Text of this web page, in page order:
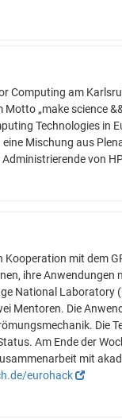
Computing am
„make science
Technologies in
Mischung aus
von
mit dem
ihre
National
Mentoren. Die
Die
Am Ende der
mit
eurohack